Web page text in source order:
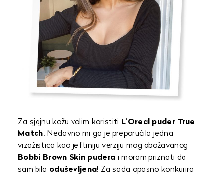
Za sjajnu kožu volim koristiti L’Oreal puder True
Match. Nedavno mi ga je preporučila jedna
vizažistica kao jeftiniju verziju mog obožavanog
Bobbi Brown Skin pudera i moram priznati da
sam bila oduševljena! Za sada opasno konkurira